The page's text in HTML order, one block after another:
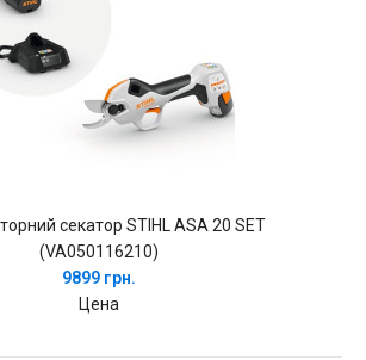
секатор STIHL ASA 20 SET
(VA050116210)
9899 грн.
Цена